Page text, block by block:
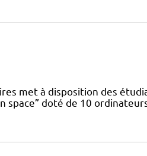
met à disposition des
space” doté de 10